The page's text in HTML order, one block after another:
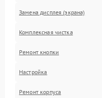
Замена дисплея (экрана)
Комплексная чистка
Ремонт кнопки
Настройка
Ремонт корпуса